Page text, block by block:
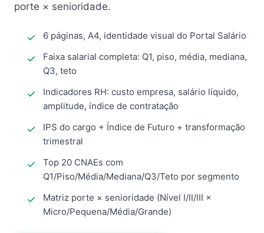
porte × senioridade.
6 páginas, A4, identidade visual do Portal Salário
Faixa salarial completa: Q1, piso, média, mediana,
Q3, teto
Indicadores RH: custo empresa, salário líquido,
amplitude, índice de contratação
IPS do cargo + Índice de Futuro + transformação
trimestral
Top 20 CNAEs com
Q1/Piso/Média/Mediana/Q3/Teto por segmento
Matriz porte × senioridade (Nível I/II/III ×
Micro/Pequena/Média/Grande)